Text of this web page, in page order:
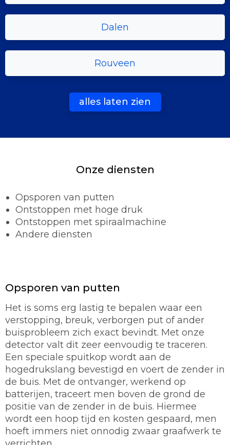
Dalen
Rouveen
alles laten zien
Onze diensten
Opsporen van putten
Ontstoppen met hoge druk
Ontstoppen met spiraalmachine
Andere diensten
Opsporen van putten
Het is soms erg lastig te bepalen waar een
verstopping, breuk, verborgen put of ander
buisprobleem zich exact bevindt. Met onze
detector valt dit zeer eenvoudig te traceren.
Een speciale spuitkop wordt aan de
hogedrukslang bevestigd en voert de zender in
de buis. Met de ontvanger, werkend op
batterijen, traceert men boven de grond de
positie van de zender in de buis. Hiermee
wordt een hoop tijd en kosten gespaard, men
hoeft immers niet onnodig zwaar graafwerk te